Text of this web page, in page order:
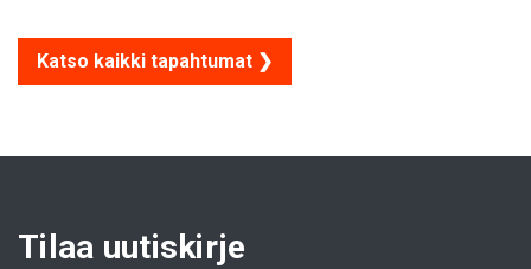
Katso kaikki tapahtumat ❯
Tilaa uutiskirje